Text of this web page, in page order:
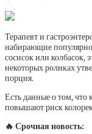
Терапевт и
набирающие
сосисок или колбасок,
некоторых роликах
порция.
Есть данные о том, что
повышают риск
🔥 Срочная новость: